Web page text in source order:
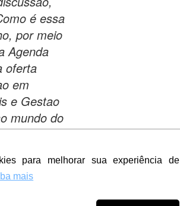
para melhorar sua experiência de
mais
é essa
por meio
Agenda
oferta
em
e Gestao
mundo do
tal
Sao
anos, de